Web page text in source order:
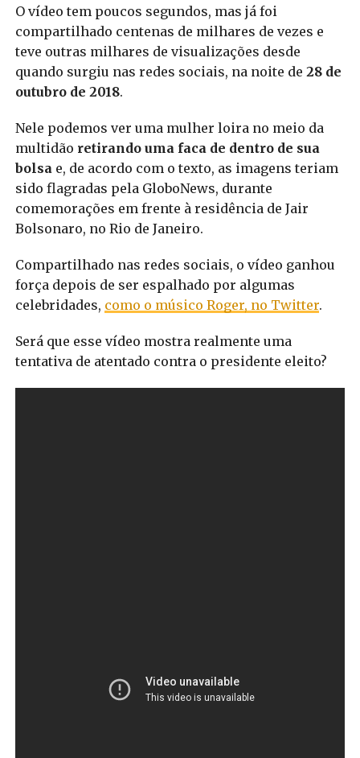
O vídeo tem poucos segundos, mas já foi
compartilhado centenas de milhares de vezes e
teve outras milhares de visualizações desde
quando surgiu nas redes sociais, na noite de 28 de
outubro de 2018.
Nele podemos ver uma mulher loira no meio da
multidão retirando uma faca de dentro de sua
bolsa e, de acordo com o texto, as imagens teriam
sido flagradas pela GloboNews, durante
comemorações em frente à residência de Jair
Bolsonaro, no Rio de Janeiro.
Compartilhado nas redes sociais, o vídeo ganhou
força depois de ser espalhado por algumas
celebridades, como o músico Roger, no Twitter.
Será que esse vídeo mostra realmente uma
tentativa de atentado contra o presidente eleito?